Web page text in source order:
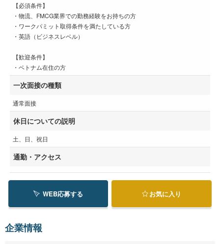
【必須条件】
・物流、FMCG業界での勤務経験をお持ちの方
・ワークパミット取得条件を満たしている方
・英語（ビジネスレベル）
【歓迎条件】
・ベトナム在住の方
一次面接の種類
通常面接
休日についての説明
土、日、祝日
通勤・アクセス
WEB応募する お気に入り
企業情報